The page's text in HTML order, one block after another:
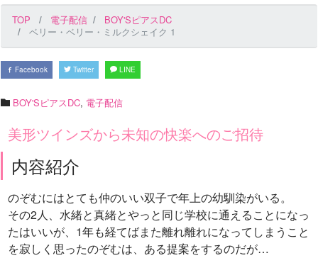
TOP 電子配信
BOY'SピアスDC
ベリー・ベリー・ミルクシェイク 1
Facebook Twitter LINE
BOY'SピアスDC, 電子配信
美形ツインズから未知の快楽へのご招待
内容紹介
のぞむにはとても仲のいい双子で年上の幼馴染がいる。
その2人、水緒と真緒とやっと同じ学校に通えることになっ
たはいいが、1年も経てばまた離れ離れになってしまうこと
を寂しく思ったのぞむは、ある提案をするのだが…